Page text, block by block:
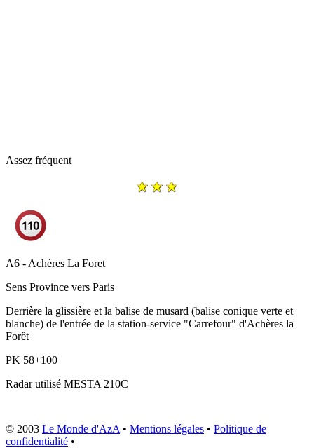
Assez fréquent
A6 - Achères La Foret
Sens Province vers Paris
Derrière la glissière et la balise de musard (balise conique verte et
blanche) de l'entrée de la station-service "Carrefour" d'Achères la
Forêt
PK 58+100
Radar utilisé MESTA 210C
© 2003 Le Monde d'AzA• Mentions légales • Politique de
confidentialité •